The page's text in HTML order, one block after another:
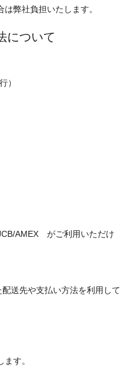
弊社負担いたします。
について
）
AMEX がご利用いただけ
送先や支払い方法を利用して
す。